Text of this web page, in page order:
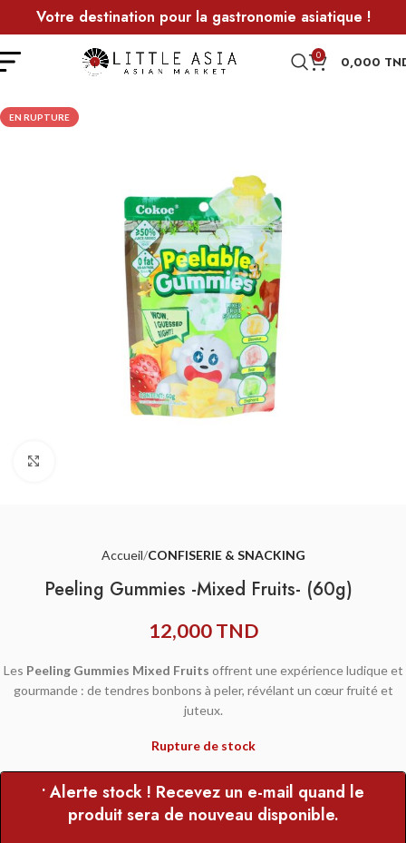
Votre destination pour la gastronomie asiatique !
0 0,000
EN RUPTURE
Accueil CONFISERIE & SNACKING
Peeling Gummies -Mixed Fruits- (60g)
12,000TND
Les Peeling Gummies Mixed Fruits offrent une expérience ludique et
gourmande : de tendres bonbons à peler, révélant un cœur fruité et
juteux.
Rupture de stock
• Alerte stock ! Recevez un e-mail quand le
produit sera de nouveau disponible.